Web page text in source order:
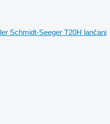
Schmidt-Seeger T20H lančani